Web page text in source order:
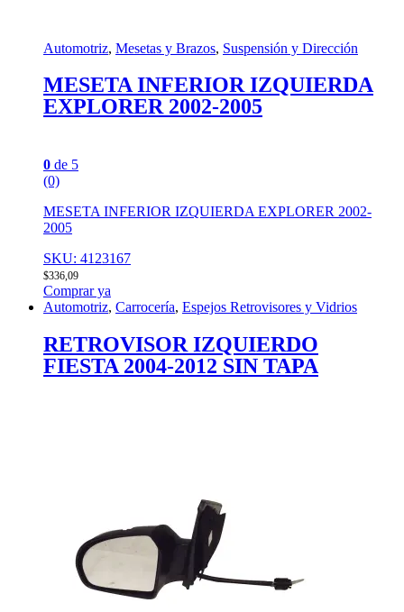
Automotriz, Mesetas y Brazos, Suspensión y Dirección
MESETA INFERIOR IZQUIERDA
EXPLORER 2002-2005
0 de 5
(0)
MESETA INFERIOR IZQUIERDA EXPLORER 2002-
2005
SKU: 4123167
$336,09
Comprar ya
Automotriz, Carrocería, Espejos Retrovisores y Vidrios
RETROVISOR IZQUIERDO
FIESTA 2004-2012 SIN TAPA